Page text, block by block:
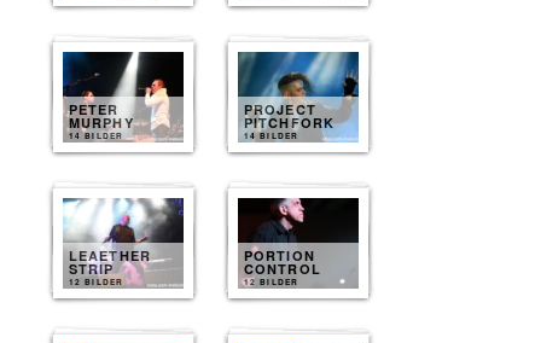
PETER
MURPHY
14 BILDER
PROJECT
PITCHFORK
14 BILDER
LEAETHER
STRIP
12 BILDER
PORTION
CONTROL
12 BILDER